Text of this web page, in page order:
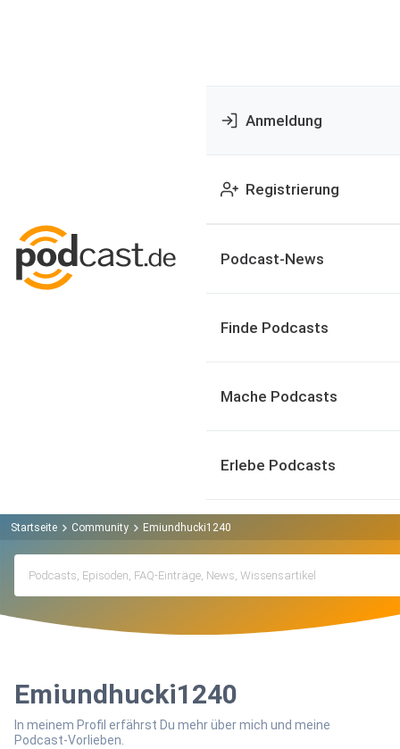
Anmeldung
Registrierung
Podcast-News
Finde Podcasts
Mache Podcasts
Erlebe Podcasts
Startseite Community Emiundhucki1240
Emiundhucki1240
In meinem Profil erfährst Du mehr über mich und meine
Podcast-Vorlieben.